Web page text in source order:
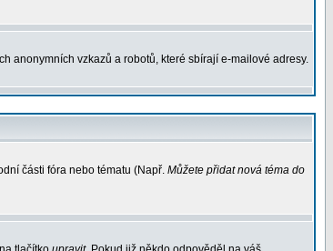
anonymních vzkazů a robotů, které sbírají e-mailové adresy.
části fóra nebo tématu (Např. Můžete přidat nová téma do